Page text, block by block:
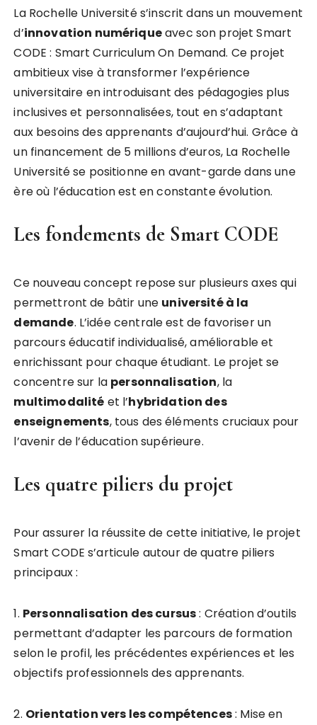
La Rochelle Université s’inscrit dans un mouvement
d’innovation numériqueavec son projet Smart
CODE : Smart Curriculum On Demand. Ce projet
ambitieux vise à transformer l’expérience
universitaire en introduisant des pédagogies plus
inclusives et personnalisées, tout en s’adaptant
aux besoins des apprenants d’aujourd’hui. Grâce à
un financement de 5 millions d’euros, La Rochelle
Université se positionne en avant-garde dans une
ère où l’éducation est en constante évolution.
Les fondements de Smart CODE
Ce nouveau concept repose sur plusieurs axes qui
permettront de bâtir une universitéà la
demande. L’idée centrale est de favoriser un
parcours éducatif individualisé, améliorable et
enrichissant pour chaque étudiant. Le projet se
concentre sur la personnalisation, la
multimodalité et l’hybridation des
enseignements, tous des éléments cruciaux pour
l’avenir de l’éducation supérieure.
Les quatre piliers du projet
Pour assurer la réussite de cette initiative, le projet
Smart CODE s’articule autour de quatre piliers
principaux :
1. Personnalisation descursus: Création d’outils
permettant d’adapter les parcours de formation
selon le profil, les précédentes expériences et les
objectifs professionnels des apprenants.
2. Orientationvers lescompétences: Mise en